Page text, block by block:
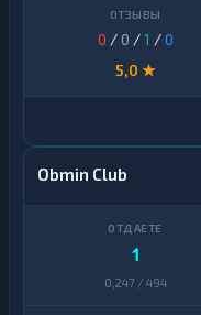
0 / 0 /1 /0
5,0 ★
Obmin Club
1
0,247 / 494